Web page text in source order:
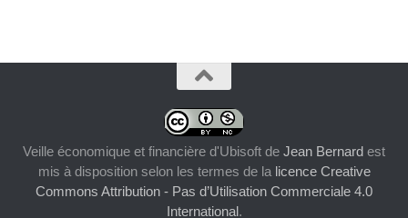
Veille économique et financière d'Ubisoft de Jean Bernard est
mis à disposition selon les termes de la licence Creative
Commons Attribution - Pas d’Utilisation Commerciale 4.0
International.